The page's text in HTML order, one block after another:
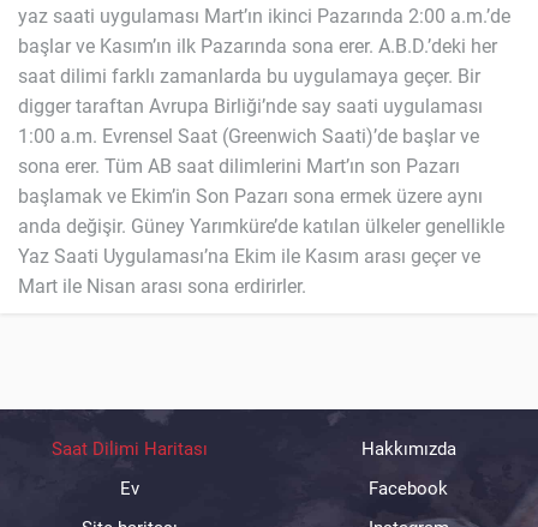
yaz saati uygulaması Mart’ın ikinci Pazarında 2:00 a.m.’de
başlar ve Kasım’ın ilk Pazarında sona erer. A.B.D.’deki her
saat dilimi farklı zamanlarda bu uygulamaya geçer. Bir
digger taraftan Avrupa Birliği’nde say saati uygulaması
1:00 a.m. Evrensel Saat (Greenwich Saati)’de başlar ve
sona erer. Tüm AB saat dilimlerini Mart’ın son Pazarı
başlamak ve Ekim’in Son Pazarı sona ermek üzere aynı
anda değişir. Güney Yarımküre’de katılan ülkeler genellikle
Yaz Saati Uygulaması’na Ekim ile Kasım arası geçer ve
Mart ile Nisan arası sona erdirirler.
Saat Dilimi Haritası
Ev
Hakkımızda
Facebook